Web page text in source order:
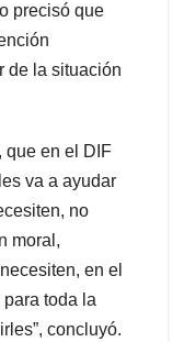
precisó que
de la situación
que en el DIF
va a ayudar
no
moral,
en el
toda la
concluyó.